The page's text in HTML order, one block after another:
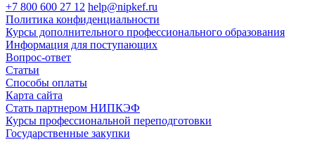
+7 800 600 27 12 help@nipkef.ru
Политика конфиденциальности
Курсы дополнительного профессионального образования
Информация для поступающих
Вопрос-ответ
Статьи
Способы оплаты
Карта сайта
Стать партнером НИПКЭФ
Курсы профессиональной переподготовки
Государственные закупки